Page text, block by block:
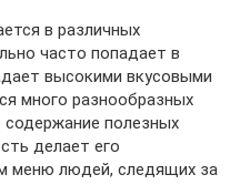
в различных
часто попадает в
высокими вкусовыми
много разнообразных
полезных
делает его
меню людей, следящих за